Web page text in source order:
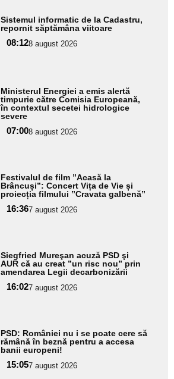
Sistemul informatic de la Cadastru,
repornit săptămâna viitoare
08:128 august 2026
Ministerul Energiei a emis alertă
timpurie către Comisia Europeană,
în contextul secetei hidrologice
severe
07:008 august 2026
Festivalul de film ”Acasă la
Brâncuși”: Concert Vița de Vie și
proiecția filmului ”Cravata galbenă”
16:367 august 2026
Siegfried Mureşan acuză PSD şi
AUR că au creat ”un risc nou” prin
amendarea Legii decarbonizării
16:027 august 2026
PSD: României nu i se poate cere să
rămână în beznă pentru a accesa
banii europeni!
15:057 august 2026